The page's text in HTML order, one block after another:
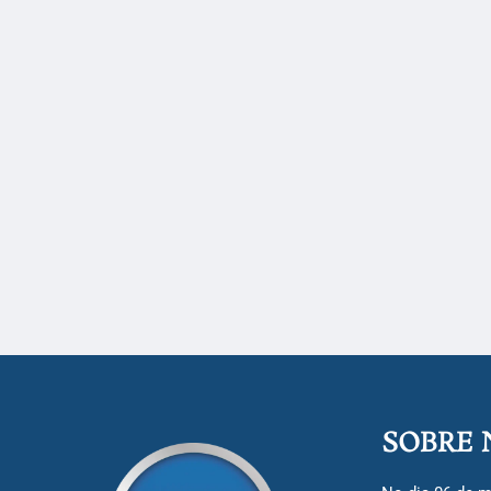
SOBRE